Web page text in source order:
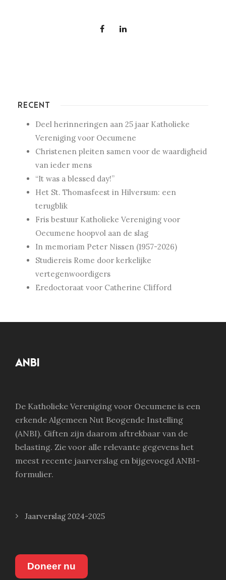
RECENT
Deel herinneringen aan 25 jaar Katholieke
Vereniging voor Oecumene
Christenen pleiten samen voor de waardigheid
van ieder mens
“It was a blessed day!”
Het St. Thomasfeest in Hilversum: een
terugblik
Fris bestuur Katholieke Vereniging voor
Oecumene hoopvol aan de slag
In memoriam Peter Nissen (1957-2026)
Studiereis Rome door kerkelijke
vertegenwoordigers
Eredoctoraat voor Catherine Clifford
ANBI
De Katholieke Vereniging voor Oecumene is een
erkende Algemeen Nut Beogende Instelling
(ANBI). Giften zijn daarom aftrekbaar van de
belasting. Zie voor alle relevante gegevens het
meest recente jaarverslag en bijgevoegd ANBI-
formulier.
Jaarverslag 2024-2025
Doneer nu